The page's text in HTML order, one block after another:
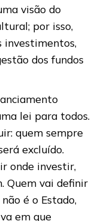
visão do
por isso,
investimentos,
dos fundos
lei para todos.
quem sempre
excluído.
onde investir,
Quem vai definir
é o Estado,
em que